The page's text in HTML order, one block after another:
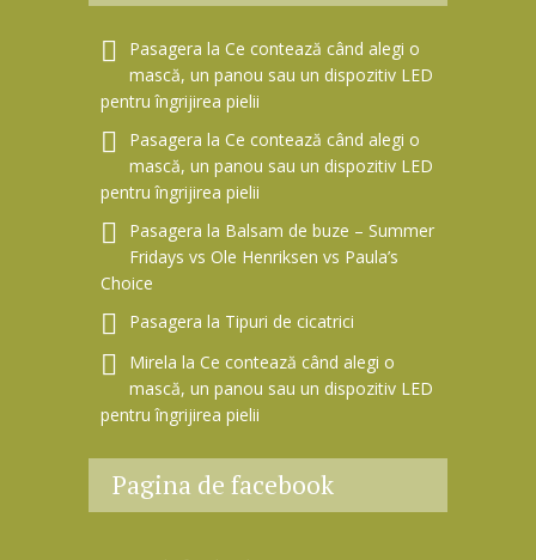
Pasagera la Ce contează când alegi o
mască, un panou sau un dispozitiv LED
pentru îngrijirea pielii
Pasagera la Ce contează când alegi o
mască, un panou sau un dispozitiv LED
pentru îngrijirea pielii
Pasagera la Balsam de buze – Summer
Fridays vs Ole Henriksen vs Paula’s
Choice
Pasagera la Tipuri de cicatrici
Mirela la Ce contează când alegi o
mască, un panou sau un dispozitiv LED
pentru îngrijirea pielii
Pagina de facebook